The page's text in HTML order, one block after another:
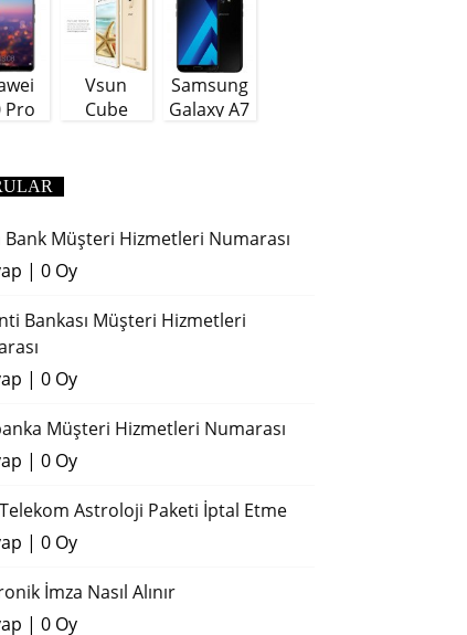
Pro
Vsun
Cube
Samsung
Galaxy A7
Bank Müşteri Hizmetleri Numarası
| 0 Oy
Bankası Müşteri Hizmetleri
| 0 Oy
Müşteri Hizmetleri Numarası
| 0 Oy
Astroloji Paketi İptal Etme
| 0 Oy
İmza Nasıl Alınır
| 0 Oy